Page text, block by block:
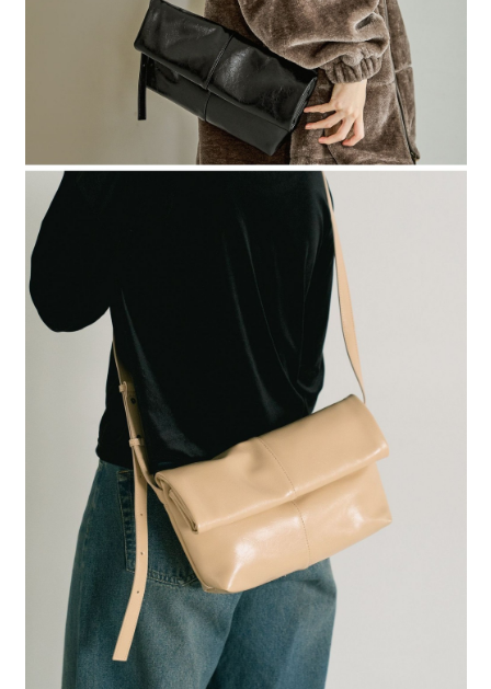
２．關於個人資料處理事宜，請瀏覽以下網址：https://aftee.tw/terms/#terms3
３．未成年的使用者請事先徵得法定代理人或監護人之同意方可使用
「AFTEE先享後付」，若未經同意申辦者引起之損失，本公司不負相關責
４．使用「AFTEE先享後付」時，將依據個別帳號之用戶狀況，依本公司即
時審查核予不同之上限額度；若仍有額度不足之情形，本公司將視審查結果
５．嚴禁一人註冊多個帳號或使用他人資訊註冊。若發現惡意使用之情形，
恩沛科技股份有限公司將有權停止該用戶之使用額度並採取法律行動。